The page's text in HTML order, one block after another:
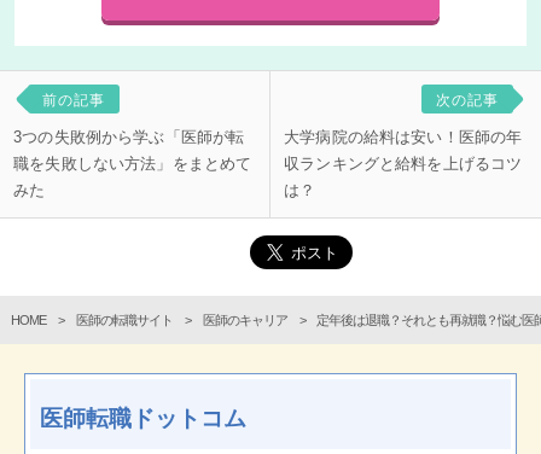
前の記事
3つの失敗例から学ぶ「医師が転
職を失敗しない方法」をまとめて
みた
次の記事
大学病院の給料は安い！医師の年
収ランキングと給料を上げるコツ
は？
HOME 医師の転職サイト 医師のキャリア 定年後は退職？それとも再就職？悩む医
医師転職ドットコム